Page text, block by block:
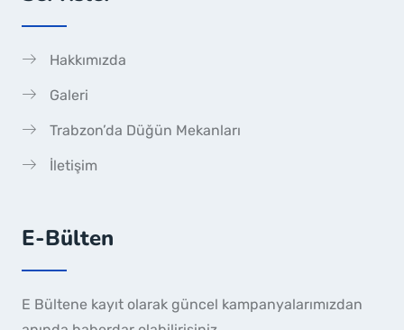
Hakkımızda
Galeri
Trabzon’da Düğün Mekanları
İletişim
E-Bülten
E Bültene kayıt olarak güncel kampanyalarımızdan